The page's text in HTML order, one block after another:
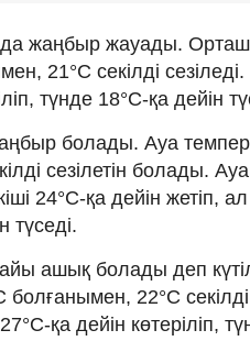
жаңбыр жауады.
21°C секілді
түнде 18°C-қа дейін
болады. Ауа
сезілетін болады.
24°C-қа дейін жетіп,
түседі.
ашық болады деп
22°C
қа дейін көтеріліп,